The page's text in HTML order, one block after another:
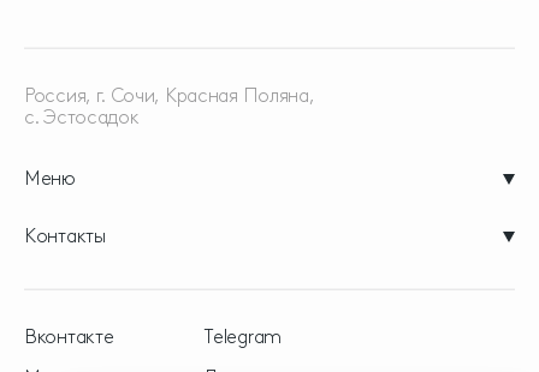
Меню
Россия, г. Сочи, Красная Поляна,
с. Эстосадок
Контакты
Вконтакте
Telegram